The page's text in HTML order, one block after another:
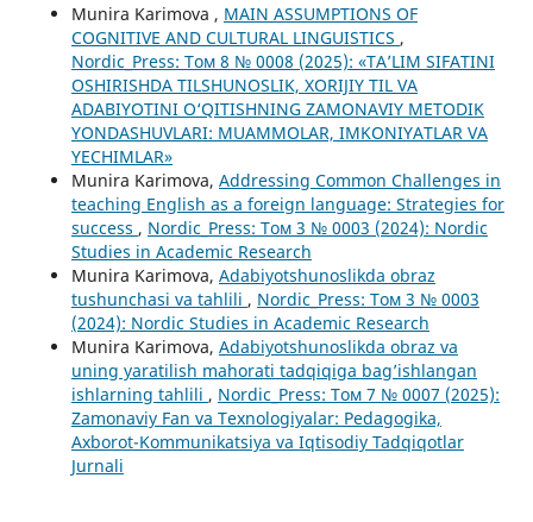
Munira Karimova , MAIN ASSUMPTIONS OF
COGNITIVE AND CULTURAL LINGUISTICS ,
Nordic_Press: Том 8 № 0008 (2025): «TA’LIM SIFATINI
OSHIRISHDA TILSHUNOSLIK, XORIJIY TIL VA
ADABIYOTINI O‘QITISHNING ZAMONAVIY METODIK
YONDASHUVLARI: MUAMMOLAR, IMKONIYATLAR VA
YECHIMLAR»
Munira Karimova, Addressing Common Challenges in
teaching English as a foreign language: Strategies for
success , Nordic_Press: Том 3 № 0003 (2024): Nordic
Studies in Academic Research
Munira Karimova, Adabiyotshunoslikda obraz
tushunchasi va tahlili , Nordic_Press: Том 3 № 0003
(2024): Nordic Studies in Academic Research
Munira Karimova, Adabiyotshunoslikda obraz va
uning yaratilish mahorati tadqiqiga bag’ishlangan
ishlarning tahlili , Nordic_Press: Том 7 № 0007 (2025):
Zamonaviy Fan va Texnologiyalar: Pedagogika,
Axborot-Kommunikatsiya va Iqtisodiy Tadqiqotlar
Jurnali